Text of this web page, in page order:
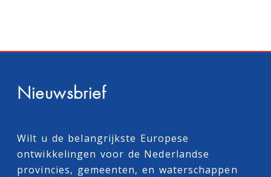
Nieuwsbrief
Wilt u de belangrijkste Europese
ontwikkelingen voor de Nederlandse
provincies, gemeenten, en waterschappen